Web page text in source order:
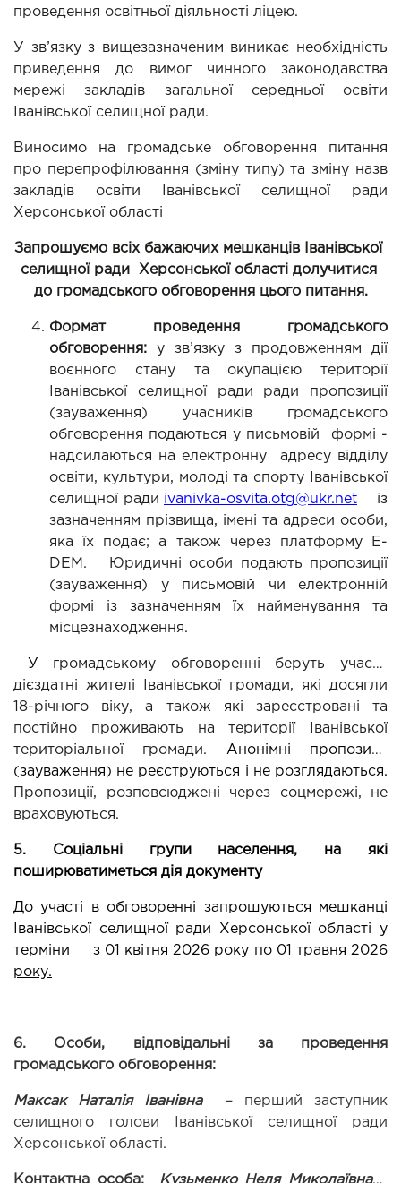
проведення освітньої діяльності ліцею.
У зв’язку з вищезазначеним виникає необхідність
приведення до вимог чинного законодавства
мережі закладів загальної середньої освіти
Іванівської селищної ради.
Виносимо на громадське обговорення питання
про перепрофілювання (зміну типу) та зміну назв
закладів освіти Іванівської селищної ради
Херсонської області
Запрошуємо всіх бажаючих мешканців Іванівської
селищної ради  Херсонської області долучитися
до громадського обговорення цього питання.
Формат проведення громадського
обговорення: у зв’язку з продовженням дії
воєнного стану та окупацією території
Іванівської селищної ради ради пропозиції
(зауваження) учасників громадського
обговорення подаються у письмовій формі -
надсилаються на електронну адресу відділу
освіти, культури, молоді та спорту Іванівської
селищної ради ivanivka-osvita.otg@ukr.net із
зазначенням прізвища, імені та адреси особи,
яка їх подає; а також через платформу E-
DEM. Юридичні особи подають пропозиції
(зауваження) у письмовій чи електронній
формі із зазначенням їх найменування та
місцезнаходження.
У
громадському обговоренні беруть участь
дієздатні жителі Іванівської громади, які досягли
18-річного віку, а також які зареєстровані та
постійно проживають на території Іванівської
територіальної громади. Анонімні пропозиції
(зауваження) не реєструються і не розглядаються.
Пропозиції, розповсюджені через соцмережі, не
враховуються.
5. Соціальні групи населення, на які
поширюватиметься дія документу
До участі в обговоренні запрошуються мешканці
Іванівської селищної ради Херсонської області у
терміни з 01 квітня 2026 року по 01 травня 2026
року.
6. Особи, відповідальні за проведення
громадського обговорення:
Максак Наталія Іванівна – перший заступник
селищного голови Іванівської селищної ради
Херсонської області.
Контактна особа: Кузьменко Неля Миколаївна –